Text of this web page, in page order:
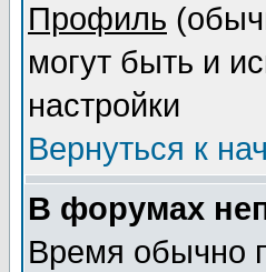
Профиль
могут быть и
настройки
Вернуться к
В форумах
Время обычно